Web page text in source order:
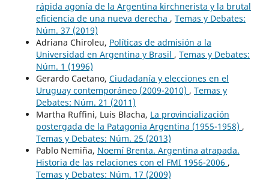
rápida agonía de la Argentina kirchnerista y la brutal
eficiencia de una nueva derecha , Temas y Debates:
Núm. 37 (2019)
Adriana Chiroleu, Políticas de admisión a la
Universidad en Argentina y Brasil , Temas y Debates:
Núm. 1 (1996)
Gerardo Caetano, Ciudadanía y elecciones en el
Uruguay contemporáneo (2009-2010) , Temas y
Debates: Núm. 21 (2011)
Martha Ruffini, Luis Blacha, La provincialización
postergada de la Patagonia Argentina (1955-1958) ,
Temas y Debates: Núm. 25 (2013)
Pablo Nemiña, Noemí Brenta. Argentina atrapada.
Historia de las relaciones con el FMI 1956-2006 ,
Temas y Debates: Núm. 17 (2009)